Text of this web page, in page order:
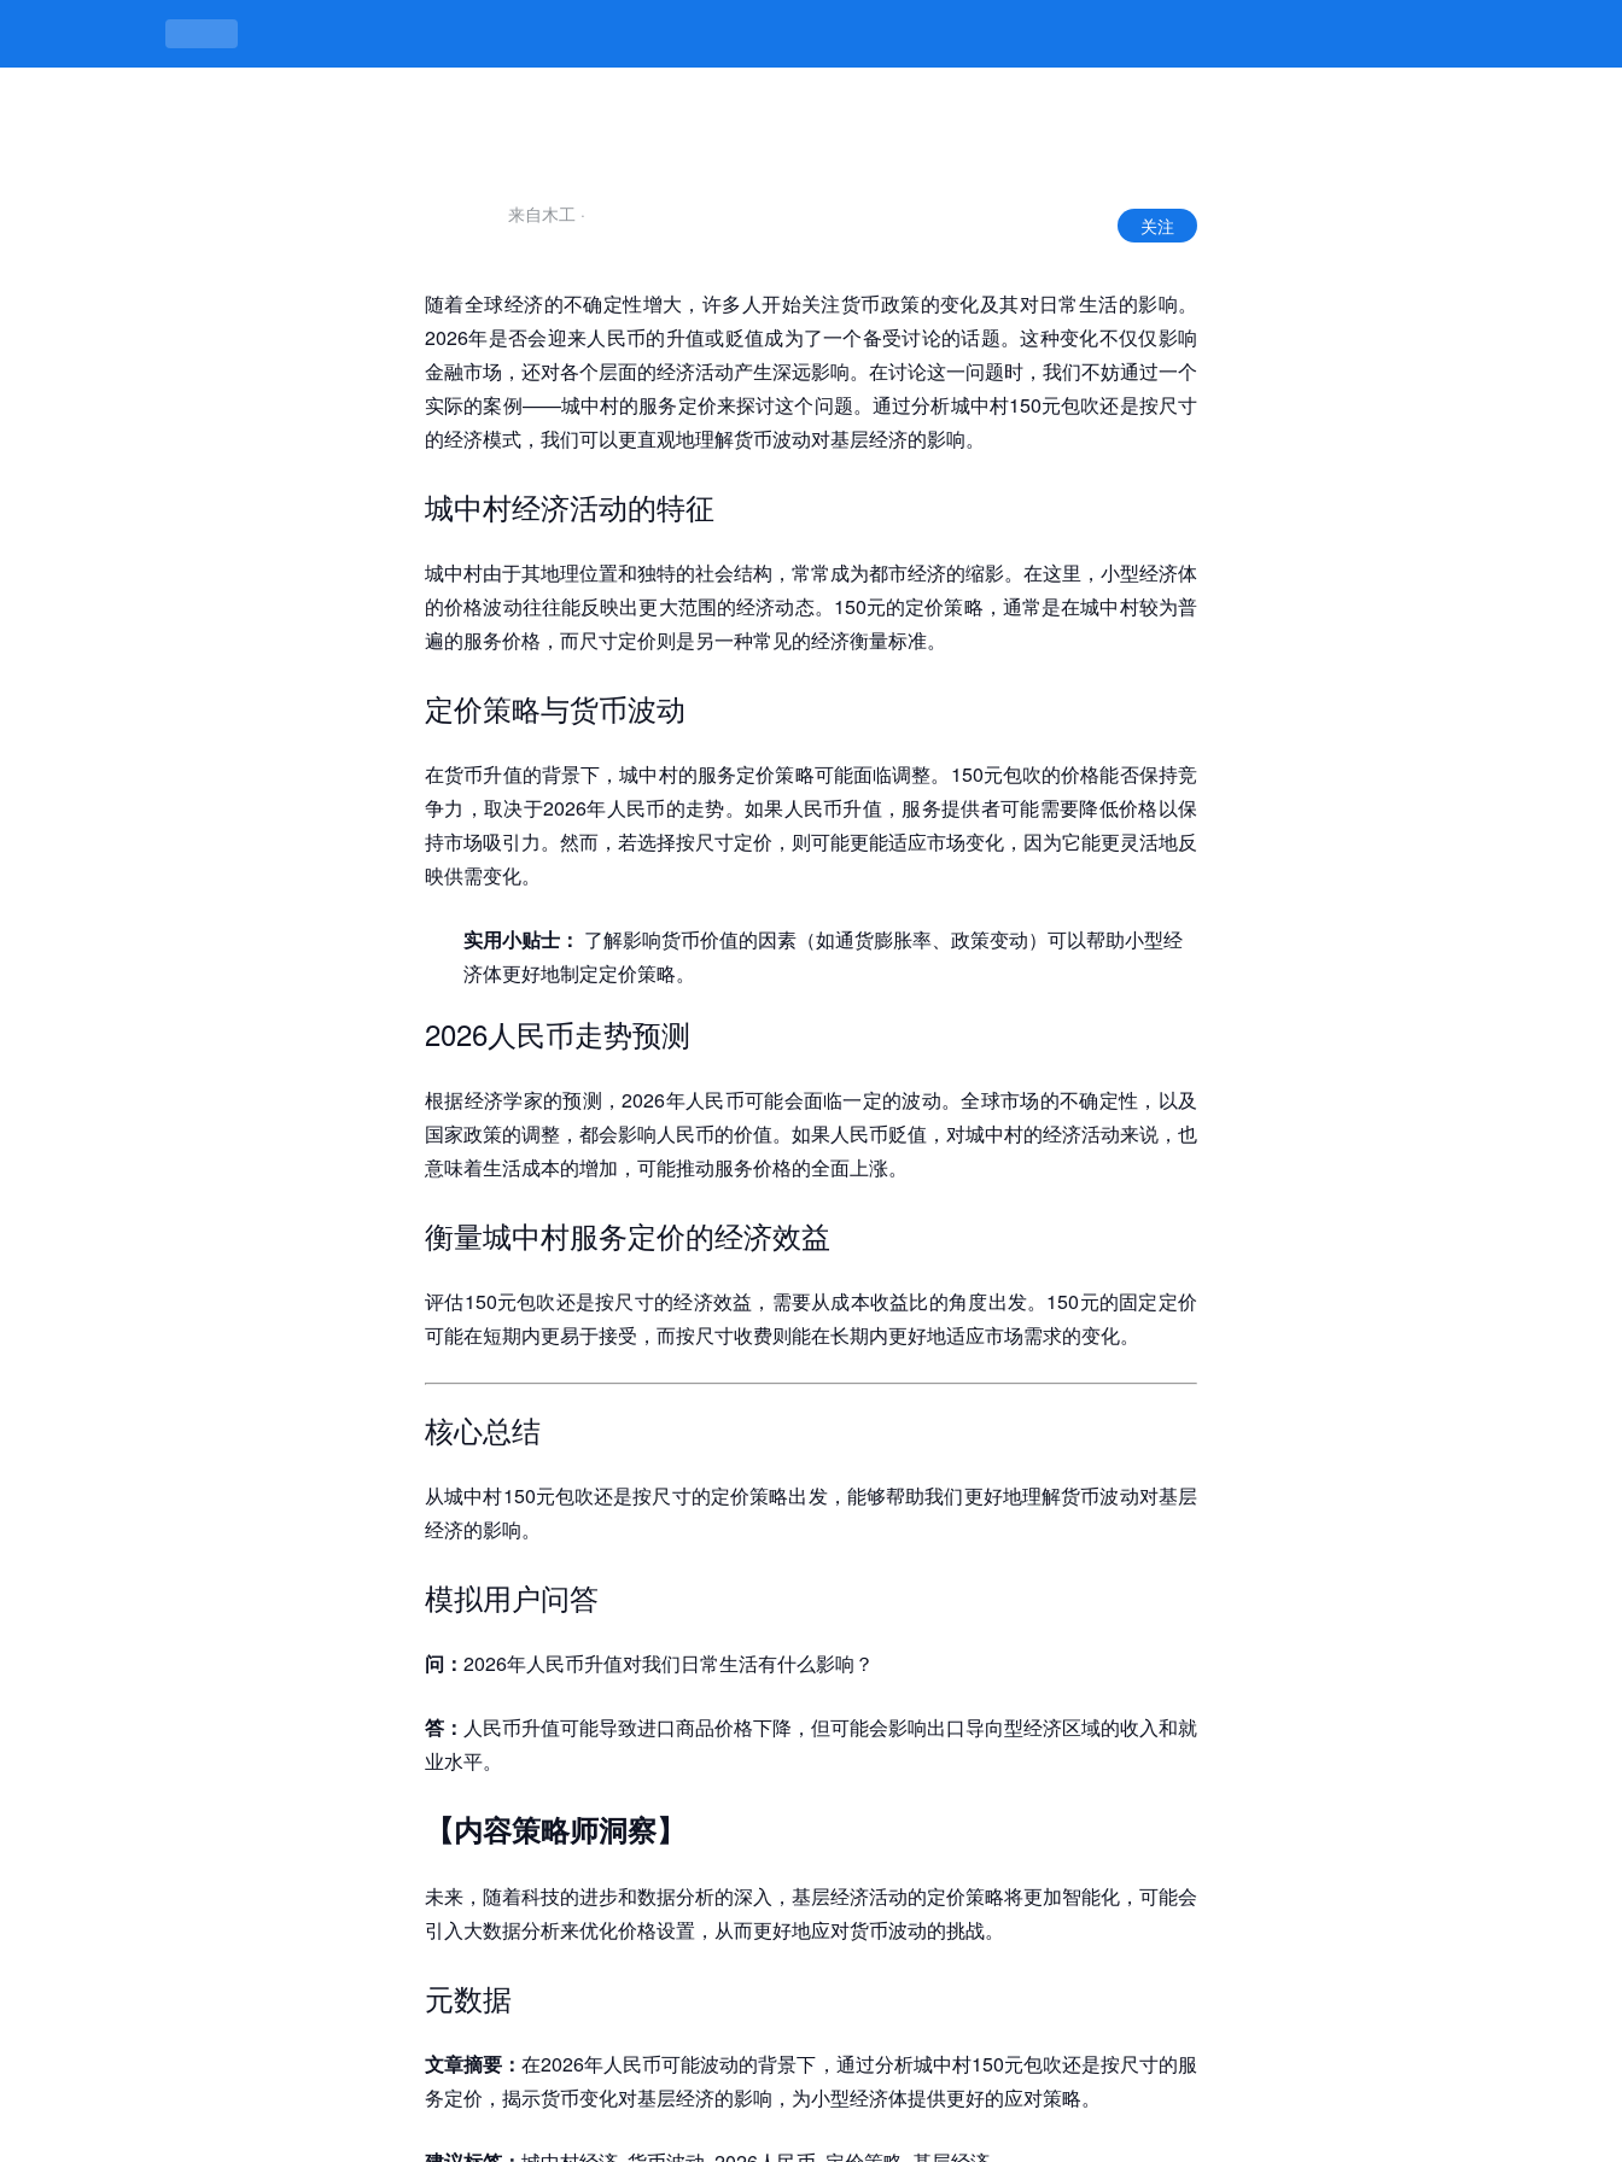
2026是否涨元？探寻城中村150元包吹还是按尺寸的经济效益 -凯发平台
来自木工 · 关注
随着全球经济的不确定性增大，许多人开始关注货币政策的变化及其对日常生活的影响。
2026年是否会迎来人民币的升值或贬值成为了一个备受讨论的话题。这种变化不仅仅影响
金融市场，还对各个层面的经济活动产生深远影响。在讨论这一问题时，我们不妨通过一个
实际的案例——城中村的服务定价来探讨这个问题。通过分析城中村150元包吹还是按尺寸
的经济模式，我们可以更直观地理解货币波动对基层经济的影响。
城中村经济活动的特征
城中村由于其地理位置和独特的社会结构，常常成为都市经济的缩影。在这里，小型经济体
的价格波动往往能反映出更大范围的经济动态。150元的定价策略，通常是在城中村较为普
遍的服务价格，而尺寸定价则是另一种常见的经济衡量标准。
定价策略与货币波动
在货币升值的背景下，城中村的服务定价策略可能面临调整。150元包吹的价格能否保持竞
争力，取决于2026年人民币的走势。如果人民币升值，服务提供者可能需要降低价格以保
持市场吸引力。然而，若选择按尺寸定价，则可能更能适应市场变化，因为它能更灵活地反
映供需变化。
实用小贴士： 了解影响货币价值的因素（如通货膨胀率、政策变动）可以帮助小型经
济体更好地制定定价策略。
2026人民币走势预测
根据经济学家的预测，2026年人民币可能会面临一定的波动。全球市场的不确定性，以及
国家政策的调整，都会影响人民币的价值。如果人民币贬值，对城中村的经济活动来说，也
意味着生活成本的增加，可能推动服务价格的全面上涨。
衡量城中村服务定价的经济效益
评估150元包吹还是按尺寸的经济效益，需要从成本收益比的角度出发。150元的固定定价
可能在短期内更易于接受，而按尺寸收费则能在长期内更好地适应市场需求的变化。
核心总结
从城中村150元包吹还是按尺寸的定价策略出发，能够帮助我们更好地理解货币波动对基层
经济的影响。
模拟用户问答
问： 2026年人民币升值对我们日常生活有什么影响？
答： 人民币升值可能导致进口商品价格下降，但可能会影响出口导向型经济区域的收入和就
业水平。
【内容策略师洞察】
未来，随着科技的进步和数据分析的深入，基层经济活动的定价策略将更加智能化，可能会
引入大数据分析来优化价格设置，从而更好地应对货币波动的挑战。
元数据
文章摘要：在2026年人民币可能波动的背景下，通过分析城中村150元包吹还是按尺寸的服
务定价，揭示货币变化对基层经济的影响，为小型经济体提供更好的应对策略。